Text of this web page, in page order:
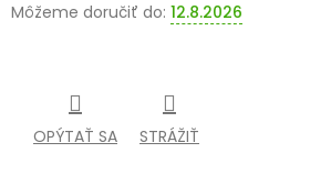
Môžeme doručiť do: 12.8.2026
OPÝTAŤ SA STRÁŽIŤ